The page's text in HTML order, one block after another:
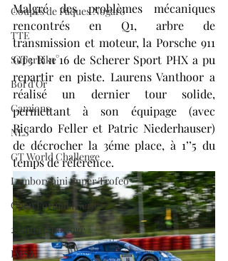
Coupes de Pâques Nogaro
TTE
Superbike
Bol d'Or
Camions
NLS
GT World Challenge
Lamborghini Super Trofeo
Open Formula Series
2 tours d'horloge
IMSA
Malgré des problèmes mécaniques
rencontrés en Q1, arbre de
transmission et moteur, la Porsche 911
GT3 R n°16 de Scherer Sport PHX a pu
repartir en piste. Laurens Vanthoor a
réalisé un dernier tour solide,
permettant à son équipage (avec
Ricardo Feller et Patric Niederhauser)
de décrocher la 3éme place, à 1’’5 du
temps de référence.